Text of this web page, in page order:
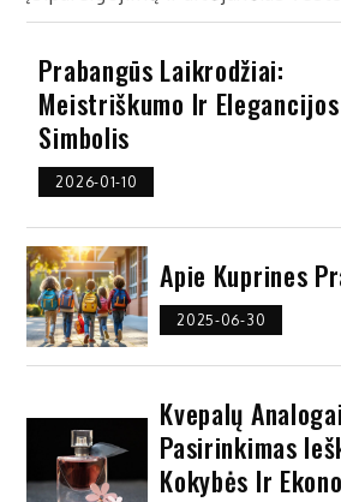
Prabangūs Laikrodžiai:
Meistriškumo Ir Elegancijos
Simbolis
2026-01-10
Apie Kuprines
2025-06-30
Kvepalų
Pasirinkimas
Kokybės Ir